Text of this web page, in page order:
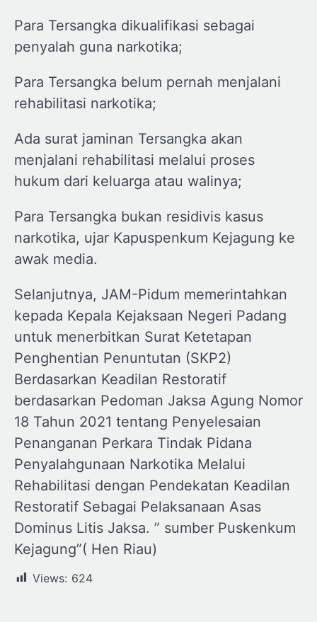
Para Tersangka dikualifikasi sebagai
penyalah guna narkotika;
Para Tersangka belum pernah menjalani
rehabilitasi narkotika;
Ada surat jaminan Tersangka akan
menjalani rehabilitasi melalui proses
hukum dari keluarga atau walinya;
Para Tersangka bukan residivis kasus
narkotika, ujar Kapuspenkum Kejagung ke
awak media.
Selanjutnya, JAM-Pidum memerintahkan
kepada Kepala Kejaksaan Negeri Padang
untuk menerbitkan Surat Ketetapan
Penghentian Penuntutan (SKP2)
Berdasarkan Keadilan Restoratif
berdasarkan Pedoman Jaksa Agung Nomor
18 Tahun 2021 tentang Penyelesaian
Penanganan Perkara Tindak Pidana
Penyalahgunaan Narkotika Melalui
Rehabilitasi dengan Pendekatan Keadilan
Restoratif Sebagai Pelaksanaan Asas
Dominus Litis Jaksa. ” sumber Puskenkum
Kejagung”( Hen Riau)
Views: 624